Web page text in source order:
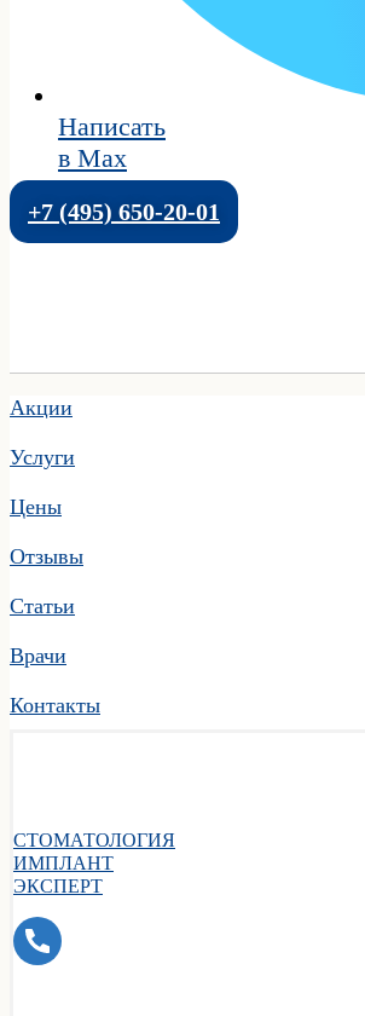
Написать
в Max
+7 (495) 650-20-01
Акции
Услуги
Цены
Отзывы
Статьи
Врачи
Контакты
СТОМАТОЛОГИЯ
ИМПЛАНТ
ЭКСПЕРТ